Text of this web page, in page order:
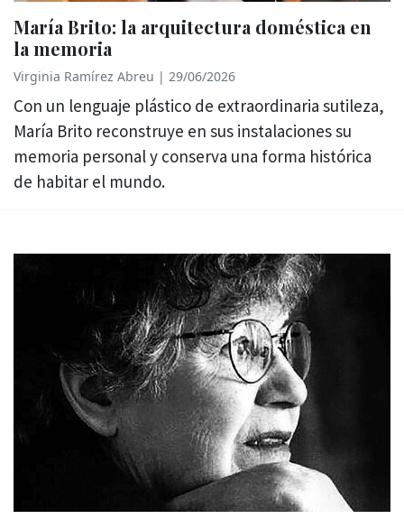
María Brito: la arquitectura doméstica en
la memoria
Virginia Ramírez Abreu | 29/06/2026
Con un lenguaje plástico de extraordinaria sutileza,
María Brito reconstruye en sus instalaciones su
memoria personal y conserva una forma histórica
de habitar el mundo.